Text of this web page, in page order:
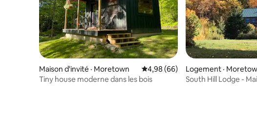
Maison d'invité · Moretown Note moyenne de 4,98 sur 5, 66
4,98 (66)
Tiny house moderne dans les bois
Logement ·
South Hill Lodge -